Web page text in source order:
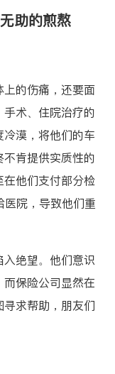
助的煎熬
的伤痛，还要面
术、住院治疗的
漠，将他们的车
肯提供实质性的
他们支付部分检
院，导致他们重
绝望。他们意识
保险公司显然在
求帮助，朋友们